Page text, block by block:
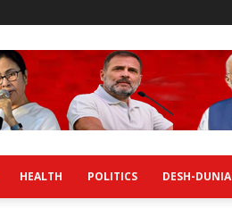
HEALTH POLITICS DESH-DUNIA